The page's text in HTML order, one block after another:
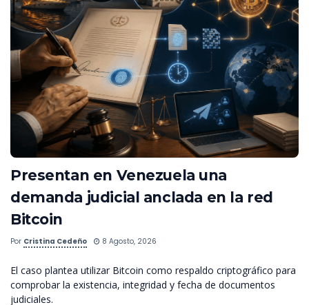
Presentan en Venezuela una
demanda judicial anclada en la red
Bitcoin
Por Cristina Cedeño 8 Agosto, 2026
El caso plantea utilizar Bitcoin como respaldo criptográfico para
comprobar la existencia, integridad y fecha de documentos
judiciales.